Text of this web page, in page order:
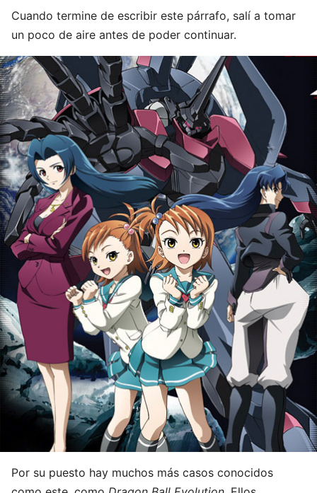
Cuando termine de escribir este párrafo, salí a tomar
un poco de aire antes de poder continuar.
Por su puesto hay muchos más casos conocidos